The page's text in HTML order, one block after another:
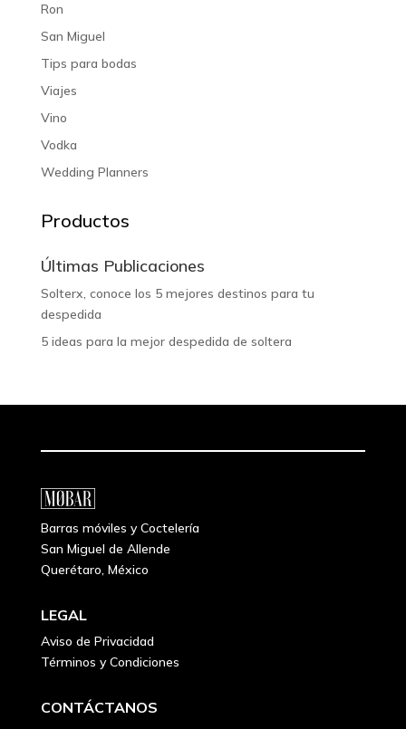
Ron
San Miguel
Tips para bodas
Viajes
Vino
Vodka
Wedding Planners
Productos
Últimas Publicaciones
Solterx, conoce los 5 mejores destinos para tu
despedida
5 ideas para la mejor despedida de soltera
Barras móviles y Coctelería
San Miguel de Allende
Querétaro, México
LEGAL
Aviso de Privacidad
Términos y Condiciones
CONTÁCTANOS